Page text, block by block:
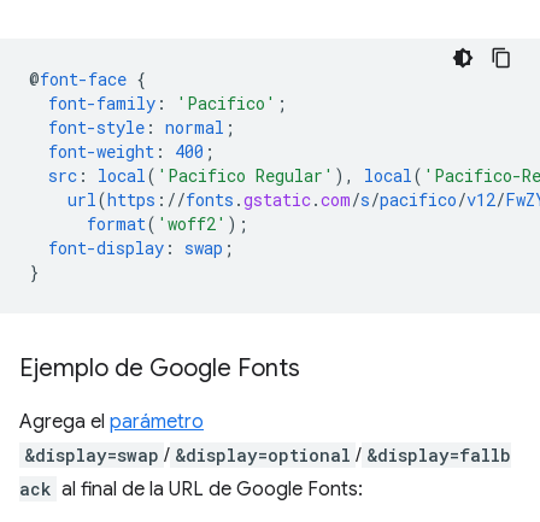
@font-face {
font-family : 'Pacifico' ;
font-style : normal ;
font-weight : 400 ;
src : local ( 'Pacifico Regular' ), local ( 'Pacifico-
url (https ://fonts .gstatic.com/s/pacifico/v12/
format( 'woff2' );
font-display : swap ;
}
Ejemplo de Google Fonts
Agrega el parámetro
&display=swap / &display=optional / &display=fallb
ack al final de la URL de Google Fonts: